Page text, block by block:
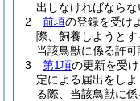
出しなければならな
2
前項の登録を受け
際、飼養しようと
当該鳥獣に係る許可
3
第1項の更新を受
定による届出をし
る際、当該鳥獣に